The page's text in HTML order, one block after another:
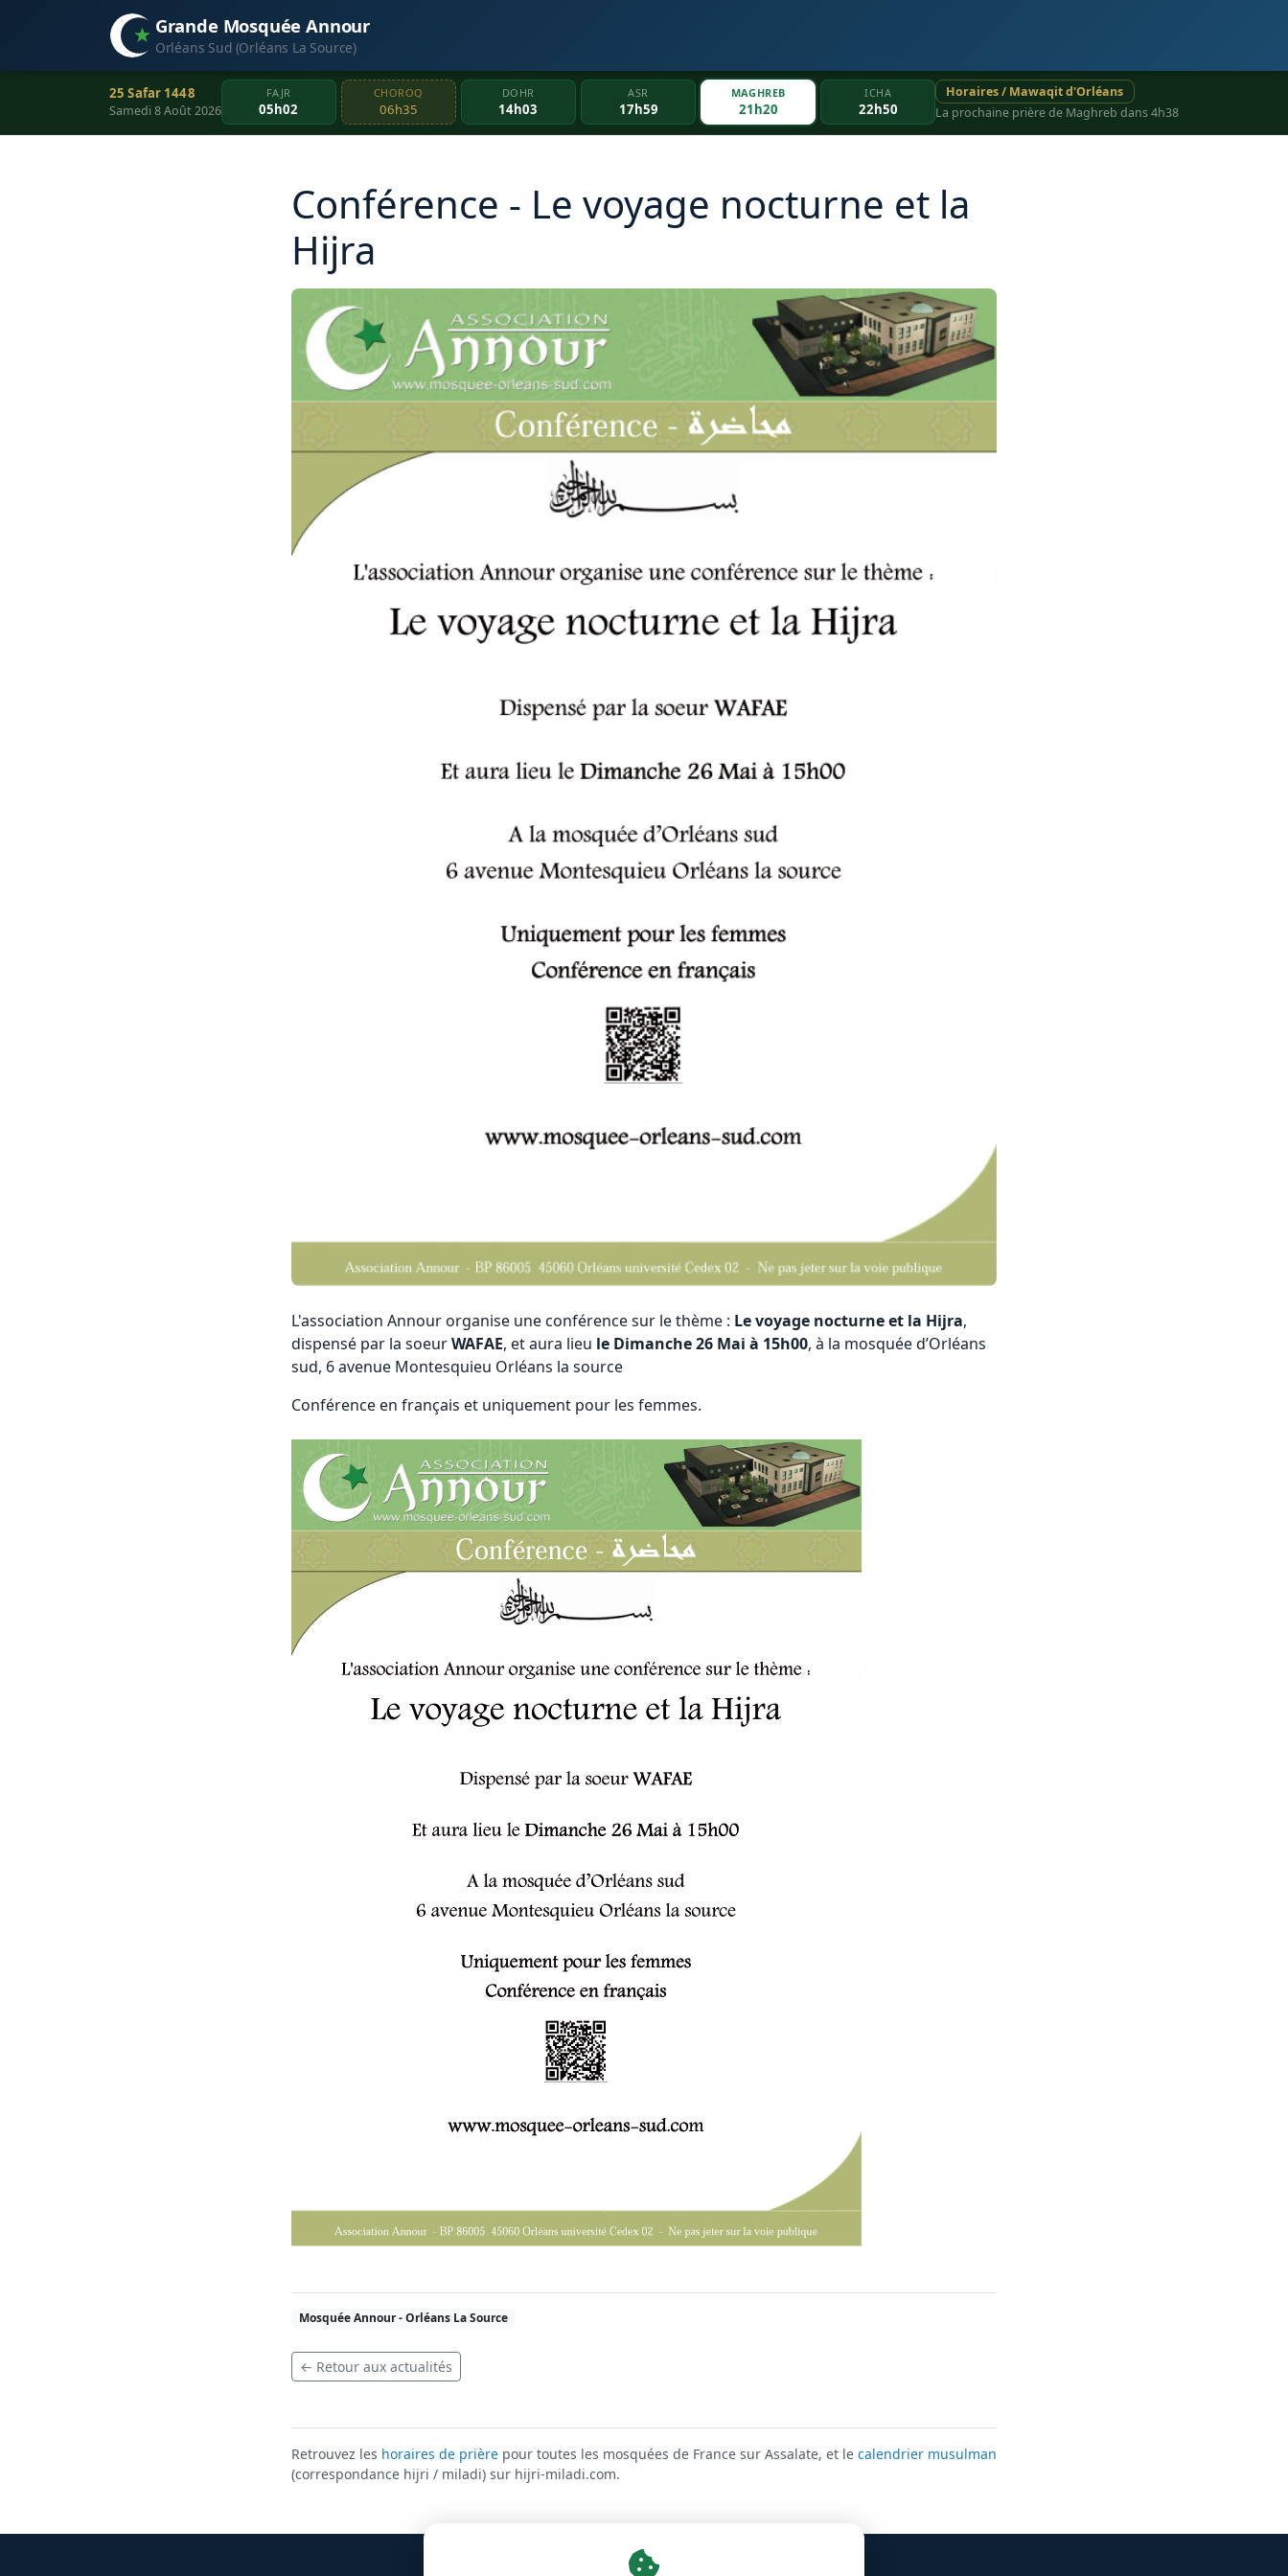
Grande Mosquée Annour
Orléans Sud (Orléans La Source)
25 Safar 1448
Samedi 8 Août 2026
FAJR
05h02
CHOROQ
06h35
DOHR
14h03
ASR
17h59
MAGHREB
21h20
ICHA
22h50
Horaires / Mawaqit d'Orléans
La prochaine prière de Maghreb dans 4h38
Conférence - Le voyage nocturne et la
Hijra
L'association Annour organise une conférence sur le thème : Le voyage nocturne et la Hijra,
dispensé par la soeurWAFAE, et aura lieu le Dimanche 26 Mai à 15h00, à la mosquée d’Orléans
sud, 6 avenue Montesquieu Orléans la source
Conférence en français et uniquement pour les femmes.
Mosquée Annour - Orléans La Source
← Retour aux actualités
Retrouvez les horaires de prière pour toutes les mosquées de France sur Assalate, et le calendrier musulman
(correspondance hijri / miladi) sur hijri-miladi.com.